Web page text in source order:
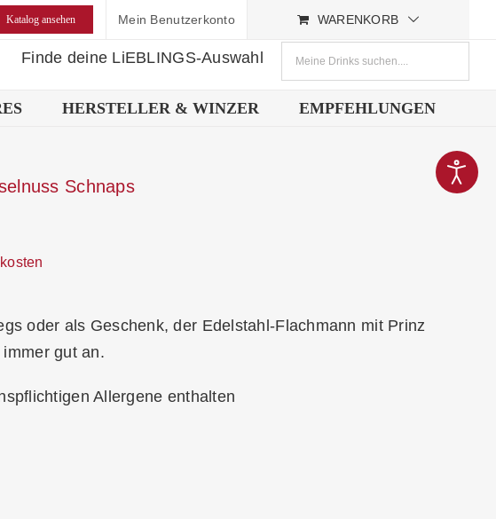
Katalog ansehen Mein Benutzerkonto WARENKORB
Finde deine LiEBLINGS-Auswahl
HERSTELLER & WINZER EMPFEHLUNGEN
Schnaps
oder als Geschenk, der Edelstahl-Flachmann mit Prinz
gut an.
Allergene enthalten